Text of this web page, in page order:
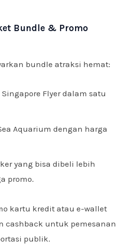
Bundle & Promo
bundle atraksi hemat:
Singapore Flyer dalam satu
Aquarium dengan harga
yang bisa dibeli lebih
promo.
kartu kredit atau e-wallet
cashback untuk pemesanan
publik.